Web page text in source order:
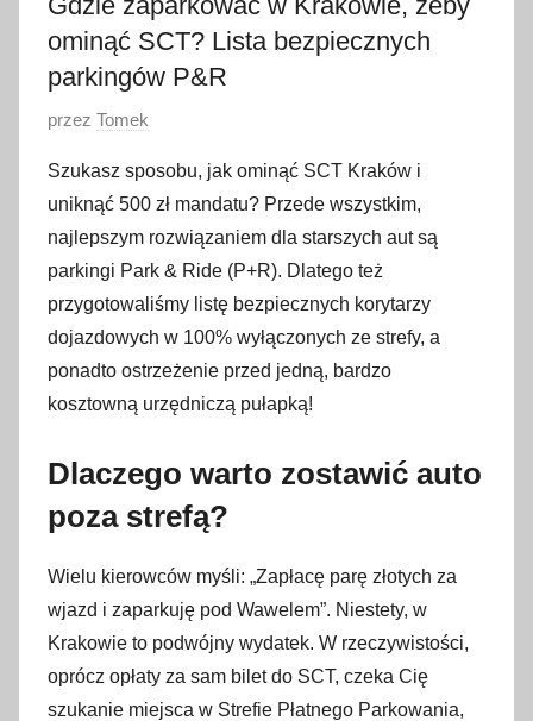
ominąć SCT? Lista bezpiecznych
parkingów P&R
O
u
b
l
i
k
o
w
a
o
7
c
e
r
w
c
a
przez Tomek
Szukasz sposobu, jak ominąć SCT Kraków i
uniknąć 500 zł mandatu? Przede wszystkim,
najlepszym rozwiązaniem dla starszych aut są
parkingi Park & Ride (P+R). Dlatego też
przygotowaliśmy listę bezpiecznych korytarzy
dojazdowych w 100% wyłączonych ze strefy, a
ponadto ostrzeżenie przed jedną, bardzo
kosztowną urzędniczą pułapką!
Dlaczego warto zostawić auto
poza strefą?
Wielu kierowców myśli: „Zapłacę parę złotych za
wjazd i zaparkuję pod Wawelem”. Niestety, w
Krakowie to podwójny wydatek. W rzeczywistości,
oprócz opłaty za sam bilet do SCT, czeka Cię
szukanie miejsca w Strefie Płatnego Parkowania,